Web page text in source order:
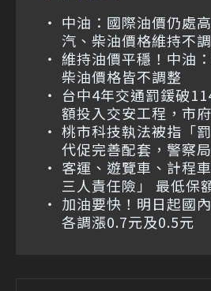
中油：國際油價仍處
汽、柴油價格維持不
維持油價平穩！中油
柴油價格皆不調整
台中4年交通罰鍰破
額投入交安工程，市
桃市科技執法被指「
代促完善配套，警察
客運、遊覽車、計程
三人責任險」 最低保
加油要快！明日起國
各調漲0.7元及0.5元